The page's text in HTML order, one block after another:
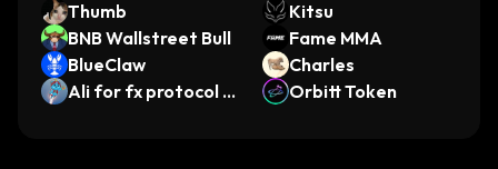
Thumb
Kitsu
BNB Wallstreet Bull
Fame MMA
BlueClaw
Charles
Ali for fx protocol b
Orbitt Token